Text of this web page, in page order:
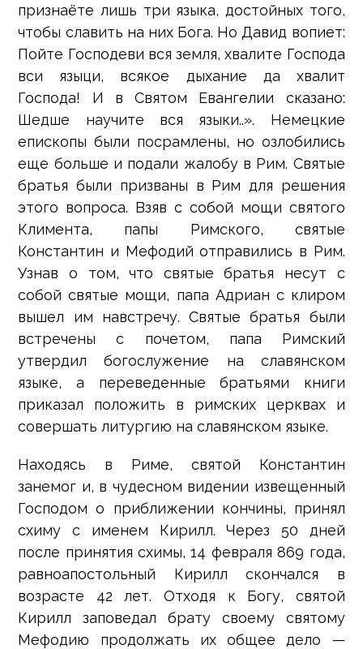
признаёте лишь три языка, достойных того,
чтобы славить на них Бога. Но Давид вопиет:
Пойте Господеви вся земля, хвалите Господа
вси языци, всякое дыхание да хвалит
Господа! И в Святом Евангелии сказано:
Шедше научите вся языки..». Немецкие
епископы были посрамлены, но озлобились
еще больше и подали жалобу в Рим. Святые
братья были призваны в Рим для решения
этого вопроса. Взяв с собой мощи святого
Климента, папы Римского, святые
Константин и Мефодий отправились в Рим.
Узнав о том, что святые братья несут с
собой святые мощи, папа Адриан с клиром
вышел им навстречу. Святые братья были
встречены с почетом, папа Римский
утвердил богослужение на славянском
языке, а переведенные братьями книги
приказал положить в римских церквах и
совершать литургию на славянском языке.
Находясь в Риме, святой Константин
занемог и, в чудесном видении извещенный
Господом о приближении кончины, принял
схиму с именем Кирилл. Через 50 дней
после принятия схимы, 14 февраля 869 года,
равноапостольный Кирилл скончался в
возрасте 42 лет. Отходя к Богу, святой
Кирилл заповедал брату своему святому
Мефодию продолжать их общее дело —